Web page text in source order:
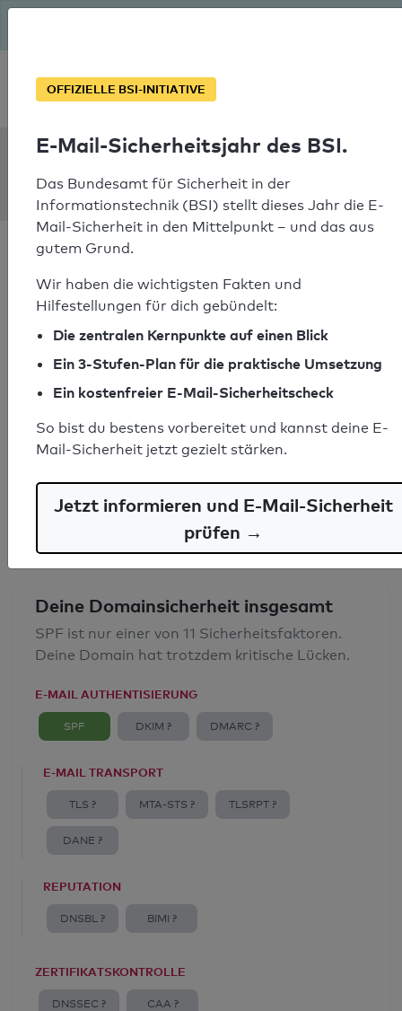
Soforthilfe bei Notfällen
bulder.no
SPF-Check bestanden
Ihr SPF-Record Prüfergebnis
Syntaxprüfung: 0 Fehler
E-Mail-Spoofingschutz: Gut
Deine Domainsicherheit insgesamt
SPF ist nur einer von 11 Sicherheitsfaktoren.
Deine Domain hat trotzdem kritische Lücken.
E-MAIL AUTHENTISIERUNG
SPF DKIM ? DMARC ?
E-MAIL TRANSPORT
TLS ? MTA-STS ? TLSRPT ?
DANE ?
REPUTATION
DNSBL ? BIMI ?
ZERTIFIKATSKONTROLLE
DNSSEC ? CAA ?
OFFIZIELLE BSI-INITIATIVE
E-Mail-Sicherheitsjahr des BSI.
Das Bundesamt für Sicherheit in der
Informationstechnik (BSI) stellt dieses Jahr die E-
Mail-Sicherheit in den Mittelpunkt – und das aus
gutem Grund.
Wir haben die wichtigsten Fakten und
Hilfestellungen für dich gebündelt:
Die zentralen Kernpunkte auf einen Blick
Ein 3-Stufen-Plan für die praktische Umsetzung
Ein kostenfreier E-Mail-Sicherheitscheck
So bist du bestens vorbereitet und kannst deine E-
Mail-Sicherheit jetzt gezielt stärken.
Jetzt informieren und E-Mail-Sicherheit
prüfen →